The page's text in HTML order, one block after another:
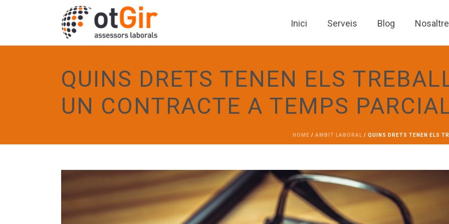
Inici Serveis Blog
QUINS DRETS TENEN ELS
UN CONTRACTE A TEMPS
HOME / AMBIT LABORAL / QUINS DRETS TENEN ELS